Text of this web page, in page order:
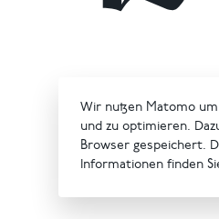
Wir nutzen Matomo
und zu optimieren.
Browser gespeichert.
Informationen finden